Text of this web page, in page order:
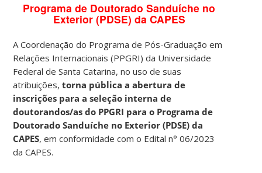
Programa de Doutorado Sanduíche no
Exterior (PDSE) da CAPES
A Coordenação do Programa de Pós-Graduação em
Relações Internacionais (PPGRI) da Universidade
Federal de Santa Catarina, no uso de suas
atribuições,torna pública a abertura de
inscrições para a seleção interna de
doutorandos/as do PPGRI para o Programa de
Doutorado Sanduíche no Exterior (PDSE) da
CAPES, em conformidade com o Edital n° 06/2023
da CAPES.